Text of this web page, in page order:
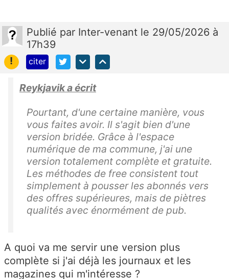
Publié par Inter-venant le 29/05/2026 à
17h39
!
citer
Reykjavik a écrit
Pourtant, d'une certaine manière, vous
vous faites avoir. Il s'agit bien d'une
version bridée. Grâce à l'espace
numérique de ma commune, j'ai une
version totalement complète et gratuite.
Les méthodes de free consistent tout
simplement à pousser les abonnés vers
des offres supérieures, mais de piètres
qualités avec énormément de pub.
A quoi va me servir une version plus
complète si j'ai déjà les journaux et les
magazines qui m'intéresse ?